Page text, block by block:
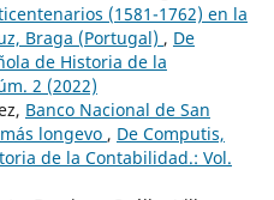
(1581-1762) en la
Braga (Portugal) , De
de Historia de la
2 (2022)
Banco Nacional de San
longevo , De Computis,
de la Contabilidad.: Vol.